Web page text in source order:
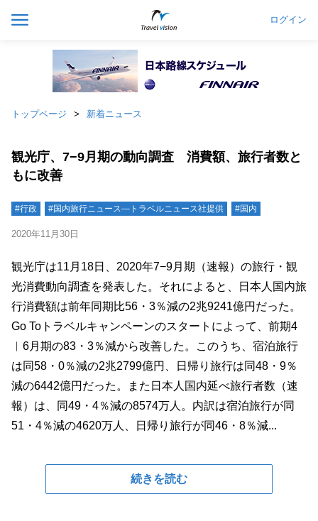
ログイン
トップページ 新着ニュース
観光庁、7−9月期の動向調査 消費額、旅行者数と
もに改善
#行政 #国内旅行ニュース―トラベルニュース社提供 #国内
2020年11月30日
観光庁は11月18日、2020年7−9月期（速報）の旅行・観
光消費動向調査を発表した。それによると、日本人国内旅
行消費額は前年同期比56・3％減の2兆9241億円だった。
Go Toトラベルキャンペーンのスタートによって、前期4
︱6月期の83・3％減から改善した。このうち、宿泊旅行
は同58・0％減の2兆2799億円、日帰り旅行は同48・9％
減の6442億円だった。また日本人国内延べ旅行者数（速
報）は、同49・4％減の8574万人。内訳は宿泊旅行が同
51・4％減の4620万人、日帰り旅行が同46・8％減...
続きを読む